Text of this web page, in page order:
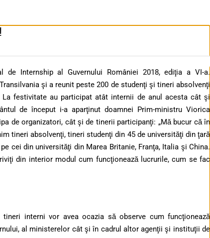
de Internship al Guvernului României 2018, ediţia a VI-a.
şi a reunit peste 200 de studenţi şi tineri absolvenţi
festivitate au participat atât internii de anul acesta cât şi
de început i-a aparţinut doamnei Prim-ministru Viorica
de organizatori, cât şi de tinerii participanţi: „Mă bucur că în
tineri absolvenţi, tineri studenţi din 45 de universităţi din ţară
cei din universităţi din Marea Britanie, Franţa, Italia şi China.
din interior modul cum funcţionează lucrurile, cum se fac
interni vor avea ocazia să observe cum funcţionează
al ministerelor cât şi în cadrul altor agenţii şi instituţii de